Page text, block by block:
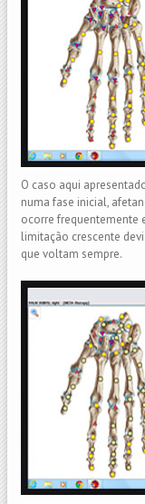
O caso aqui
numa fase inicial,
ocorre frequentemente
limitação crescente
que voltam sempre.